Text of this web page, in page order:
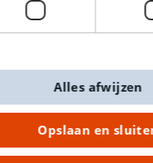
Opslaan en
Alles afwijzen